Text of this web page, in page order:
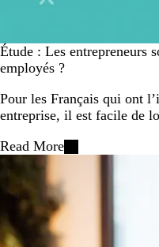
Étude : Les entrepreneurs
employés ?
Pour les Français qui ont
entreprise, il est facile de
Read More